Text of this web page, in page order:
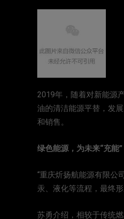
2019年，随着对新能源
油的清洁能源平替，发
和销售。
绿色能源，为未来“充能”
“重庆炘扬航能源有限公
汞、液化等流程，最终
苏勇介绍，相较于传统